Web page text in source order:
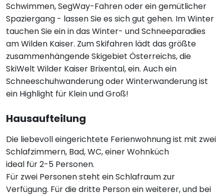
Schwimmen, SegWay-Fahren oder ein gemütlicher
Spaziergang - lassen Sie es sich gut gehen. Im Winter
tauchen Sie ein in das Winter- und Schneeparadies
am Wilden Kaiser. Zum Skifahren lädt das größte
zusammenhängende Skigebiet Österreichs, die
SkiWelt Wilder Kaiser Brixental, ein. Auch ein
Schneeschuhwanderung oder Winterwanderung ist
ein Highlight für Klein und Groß!
Hausaufteilung
Die liebevoll eingerichtete Ferienwohnung ist mit zwei
Schlafzimmern, Bad, WC, einer Wohnküch
ideal für 2-5 Personen.
Für zwei Personen steht ein Schlafraum zur
Verfügung. Für die dritte Person ein weiterer, und bei